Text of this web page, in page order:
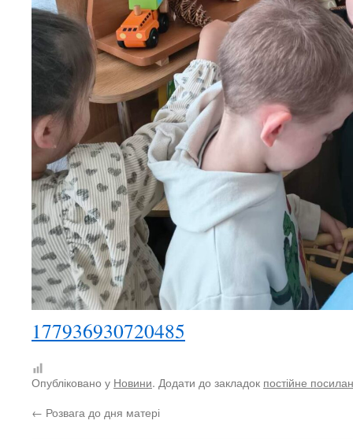
177936930720485
Опубліковано у Новини. Додати до закладок постійне
← Розвага до дня матері